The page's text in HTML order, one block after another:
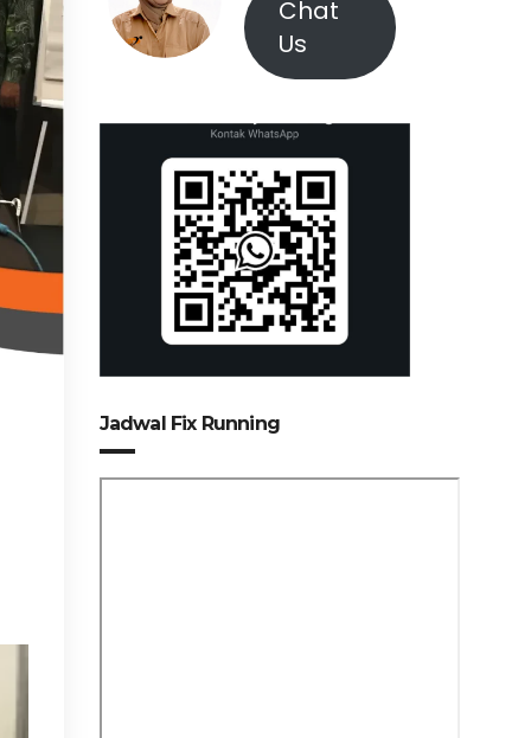
Chat
Us
Jadwal Fix Running